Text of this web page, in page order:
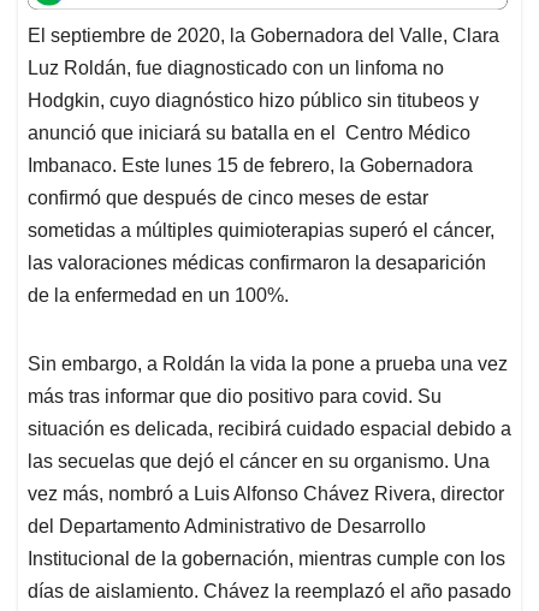
t
s
A
p
p
e
b
o
o
k
k
e
d
I
n
i
l
e
a
d
s
El septiembre de 2020, la Gobernadora del Valle, Clara
Luz Roldán, fue diagnosticado con un linfoma no
Hodgkin, cuyo diagnóstico hizo público sin titubeos y
anunció que iniciará su batalla en el Centro Médico
Imbanaco. Este lunes 15 de febrero, la Gobernadora
confirmó que después de cinco meses de estar
sometidas a múltiples quimioterapias superó el cáncer,
las valoraciones médicas confirmaron la desaparición
de la enfermedad en un 100%.
Sin embargo, a Roldán la vida la pone a prueba una vez
más tras informar que dio positivo para covid. Su
situación es delicada, recibirá cuidado espacial debido a
las secuelas que dejó el cáncer en su organismo. Una
vez más, nombró a Luis Alfonso Chávez Rivera, director
del Departamento Administrativo de Desarrollo
Institucional de la gobernación, mientras cumple con los
días de aislamiento. Chávez la reemplazó el año pasado